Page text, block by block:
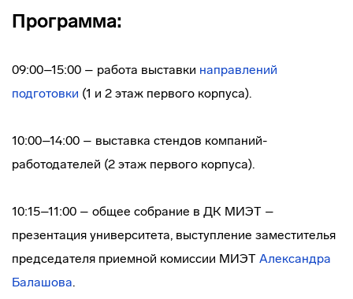
Программа:
09:00–15:00 – работа выставки направлений
подготовки (1 и 2 этаж первого корпуса).
10:00–14:00 – выставка стендов компаний-
работодателей (2 этаж первого корпуса).
10:15–11:00 – общее собрание в ДК МИЭТ –
презентация университета, выступление заместителья
председателя приемной комиссии МИЭТ Александра
Балашова.